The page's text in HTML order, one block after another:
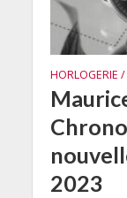
HORLOGERIE
2023